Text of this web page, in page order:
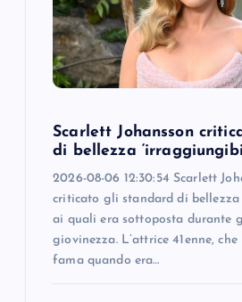
Scarlett Johansson
di bellezza
2026-08-06 12:30:54 Scarlett
criticato gli standard di
ai quali era sottoposta durante
giovinezza. L’attrice 41enne,
fama quando era…